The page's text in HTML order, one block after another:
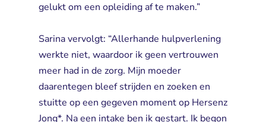
gelukt om een opleiding af te maken.”
Sarina vervolgt: “Allerhande hulpverlening
werkte niet, waardoor ik geen vertrouwen
meer had in de zorg. Mijn moeder
daarentegen bleef strijden en zoeken en
stuitte op een gegeven moment op Hersenz
Jong*. Na een intake ben ik gestart. Ik begon